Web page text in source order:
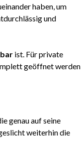
haben, um
und
ist. Für private
geöffnet werden
genau auf seine
weiterhin die